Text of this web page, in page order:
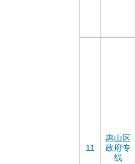
11
惠山区
政府专
线